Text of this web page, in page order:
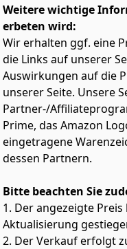
Sorgenfreiheit dank
Rescue Data
kostenfreie
IronWolf Health
von Daten durch
Empfehlungen zur
optimalen
Weitere wichtige
erbeten wird:
Wir erhalten ggf. eine
die Links auf unserer
Auswirkungen auf die
unserer Seite. Unsere
Partner-/
Prime, das Amazon
eingetragene
dessen Partnern.
Bitte beachten Sie
1. Der angezeigte
Aktualisierung
2. Der Verkauf erfolgt